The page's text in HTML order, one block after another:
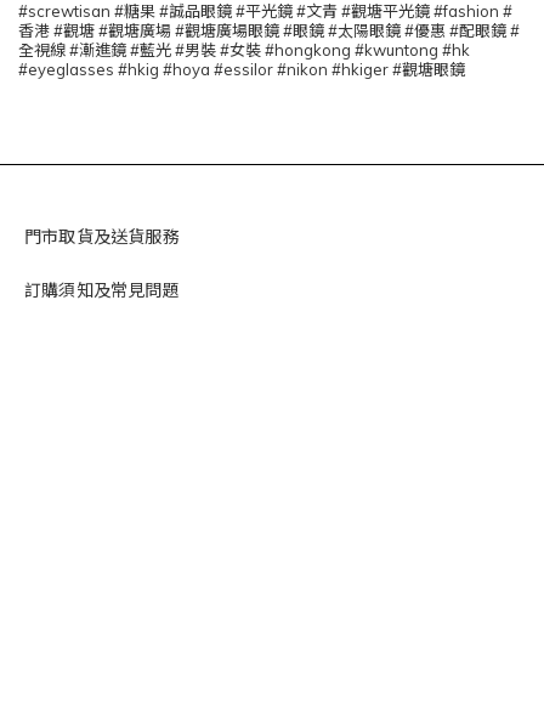
#screwtisan #糖果 #誠品眼鏡 #平光鏡 #文青 #觀塘平光鏡 #fashion #
香港 #觀塘 #觀塘廣場 #觀塘廣場眼鏡 #眼鏡 #太陽眼鏡 #優惠 #配眼鏡 #
全視線 #漸進鏡 #藍光 #男裝 #女裝 #hongkong #kwuntong #hk
#eyeglasses #hkig #hoya #essilor #nikon #hkiger #觀塘眼鏡
門市取貨及送貨服務
訂購須知及常見問題